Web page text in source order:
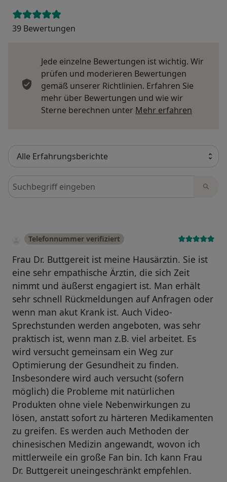
39 Bewertungen
Jede einzelne Bewertungen ist wichtig. Wir
prüfen und moderieren Bewertungen
gemäß unserer Richtlinien. Erfahren Sie
mehr über Bewertungen und wie wir
Sterne berechnen unter Mehr erfahren
Bewertungen durchsuchen
Telefonnummer verifiziert
Frau Dr. Buttgereit ist meine Hausärztin. Sie ist
eine sehr empathische Ärztin, die sich Zeit
nimmt und äußerst engagiert ist. Man erhält
sehr schnell Rückmeldungen auf Anfragen oder
wenn man akut Krank ist. Auch Video-
Sprechstunden werden angeboten, was sehr
praktisch ist, wenn man z.B. viel arbeitet. Es
wird versucht gemeinsam ein Weg zur
Optimierung der Gesundheit zu finden.
Insbesondere wird auch versucht (sofern
möglich) die Probleme mit natürlichen
Produkten ohne viele Nebenwirkungen zu
lösen, anstatt sofort zu härteren Medikamenten
zu greifen. Es werden auch Methoden der
chinesischen Medizin angewandt, wovon ich
mittlerweile ein große Fan bin. Ich kann Frau
Dr. Buttgereit uneingeschränkt empfehlen.